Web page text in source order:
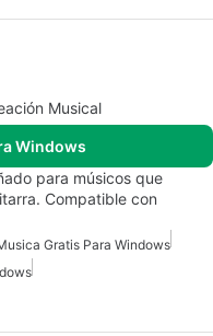
Musical
Windows
para músicos que
Compatible con
Gratis Para Windows